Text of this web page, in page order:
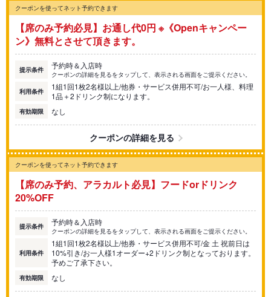
クーポンを使ってネット予約できます
【席のみ予約必見】お通し代0円 ※《Openキャンペー
ン》無料とさせて頂きます。
提示条件 予約時＆入店時
クーポンの詳細を見るをタップして、表示される画面をご提示ください。
利用条件
1組1回1枚2名様以上/他券・サービス併用不可/お一人様、料理
1品＋2ドリンク制になります。
有効期限 なし
クーポンの詳細を見る
クーポンを使ってネット予約できます
【席のみ予約、アラカルト必見】フードorドリンク
20%OFF
提示条件 予約時＆入店時
クーポンの詳細を見るをタップして、表示される画面をご提示ください。
利用条件
1組1回1枚2名様以上/他券・サービス併用不可/金 土 祝前日は
10%引き/お一人様1オーダー+2ドリンク制となっております。
予めご了承下さい。
有効期限 なし